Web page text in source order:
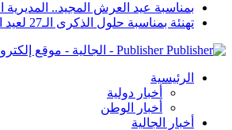
بمناسبة عيد العرش المجيد.. المديرية
تهنئة بمناسبة حلول الذكرى الـ27 لعيد العرش المجيد
Publisher - الجالية - موقع إلكتروني إخباري
الرئيسية
أخبار دولية
أخبار الوطن
أخبار الجالية